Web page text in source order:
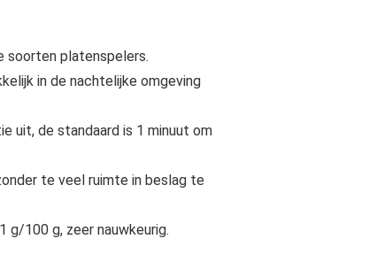
soorten platenspelers.
in de nachtelijke omgeving
uit, de standaard is 1 minuut om
te veel ruimte in beslag te
g/100 g, zeer nauwkeurig.